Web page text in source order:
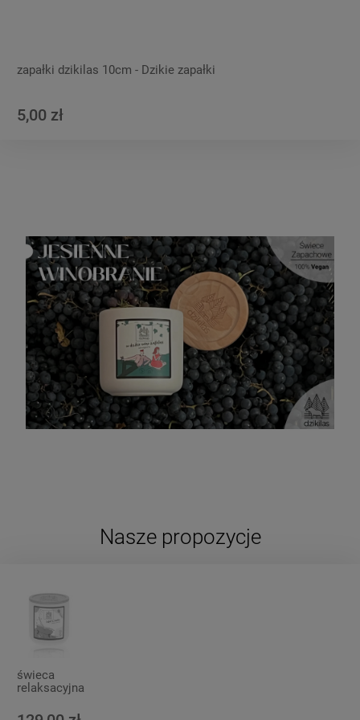
zapałki dzikilas 10cm - Dzikie zapałki
5,00 zł
Nasze propozycje
świeca
relaksacyjna
kokosa i